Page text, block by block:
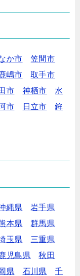
か市
笠間市
嶋市
取手市
市 神栖市
水
市 日立市
鉾
縄県
岩手県
本県
群馬県
玉県
三重県
児島県
秋田
県 石川県
千